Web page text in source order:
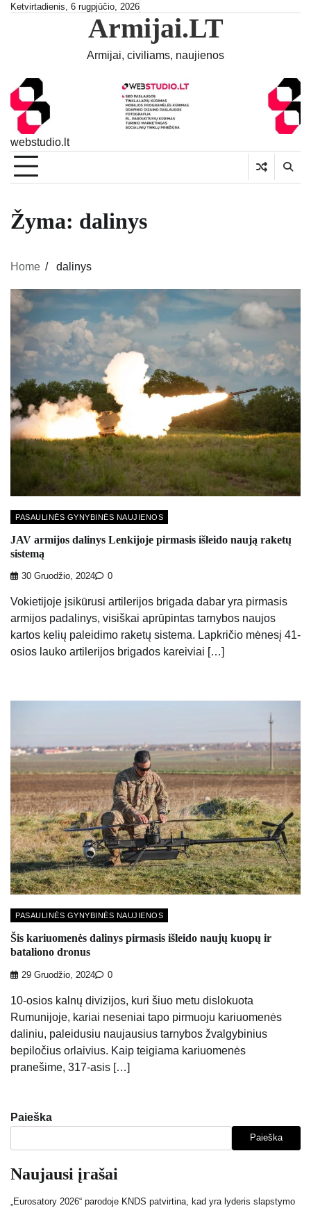
SkipKetvirtadienis, 6 rugpjūčio, 2026
Armijai.LT
Armijai, civiliams, naujienos
webstudio.lt
Žyma: dalinys
Home dalinys
PASAULINĖS GYNYBINĖS NAUJIENOS
JAV armijos dalinys Lenkijoje pirmasis išleido naują raketų
sistemą
30 Gruodžio, 2024 0
Vokietijoje įsikūrusi artilerijos brigada dabar yra pirmasis
armijos padalinys, visiškai aprūpintas tarnybos naujos
kartos kelių paleidimo raketų sistema. Lapkričio mėnesį 41-
osios lauko artilerijos brigados kareiviai […]
PASAULINĖS GYNYBINĖS NAUJIENOS
Šis kariuomenės dalinys pirmasis išleido naujų kuopų ir
bataliono dronus
29 Gruodžio, 2024 0
10-osios kalnų divizijos, kuri šiuo metu dislokuota
Rumunijoje, kariai neseniai tapo pirmuoju kariuomenės
daliniu, paleidusiu naujausius tarnybos žvalgybinius
bepiločius orlaivius. Kaip teigiama kariuomenės
pranešime, 317-asis […]
Paieška
Paieška
Naujausi įrašai
„Eurosatory 2026“ parodoje KNDS patvirtina, kad yra lyderis slapstymo